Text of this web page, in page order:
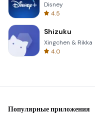
Disney
4.5
Shizuku
Xingchen & Rikka
4.0
Популярные приложения